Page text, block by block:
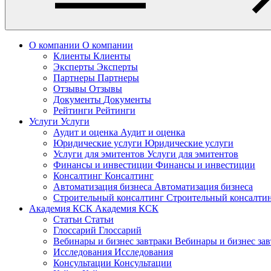
О компании О компании
Клиенты Клиенты
Эксперты Эксперты
Партнеры Партнеры
Отзывы Отзывы
Документы Документы
Рейтинги Рейтинги
Услуги Услуги
Аудит и оценка Аудит и оценка
Юридические услуги Юридические услуги
Услуги для эмитентов Услуги для эмитентов
Финансы и инвестиции Финансы и инвестиции
Консалтинг Консалтинг
Автоматизация бизнеса Автоматизация бизнеса
Строительный консалтинг Строительный
Академия КСК Академия КСК
Статьи Статьи
Глоссарий Глоссарий
Вебинары и бизнес завтраки Вебинары и бизнес
Исследования Исследования
Консультации Консультации